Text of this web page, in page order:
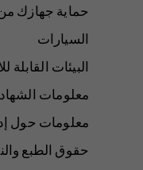
حماية جهازك
السيارات
البيئات القابلة
معلومات
معلومات حول
حقوق الطبع